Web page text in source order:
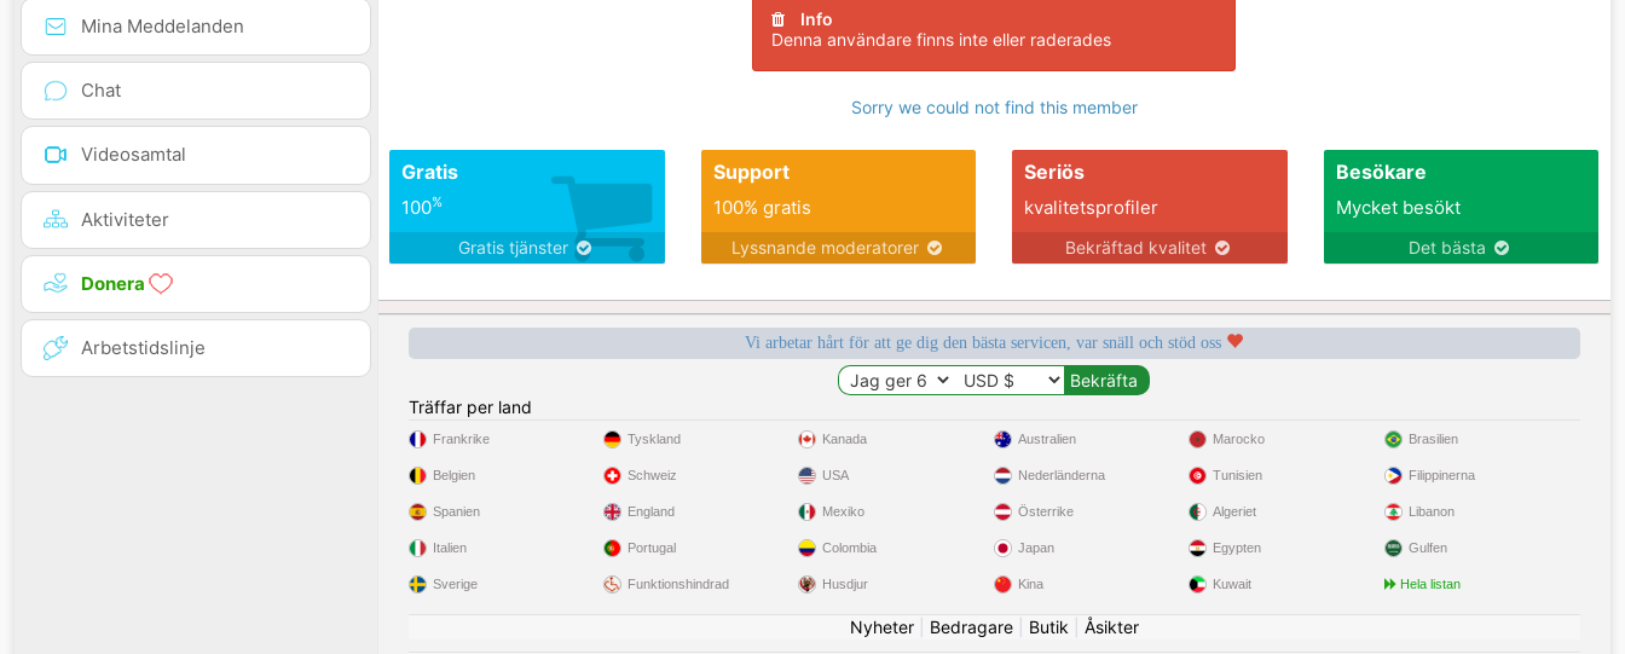
Mina Meddelanden
Chat
Videosamtal
Aktiviteter
Donera
Arbetstidslinje
Info
Denna användare finns inte eller raderades
Sorry we could not find this member
Gratis
100%
Gratis tjänster
Support
100% gratis
Lyssnande moderatorer
Seriös
kvalitetsprofiler
Bekräftad kvalitet
Besökare
Mycket besökt
Det bästa
Vi arbetar hårt för att ge dig den bästa servicen, var snäll och stöd oss
Träffar per land
Frankrike
Belgien
Spanien
Italien
Sverige
Tyskland
Schweiz
England
Portugal
Funktionshindrad
Kanada
USA
Mexiko
Colombia
Husdjur
Australien
Nederländerna
Österrike
Japan
Kina
Marocko
Tunisien
Algeriet
Egypten
Kuwait
Brasilien
Filippinerna
Libanon
Gulfen
Hela listan
Nyheter| Bedragare| Butik Åsikter